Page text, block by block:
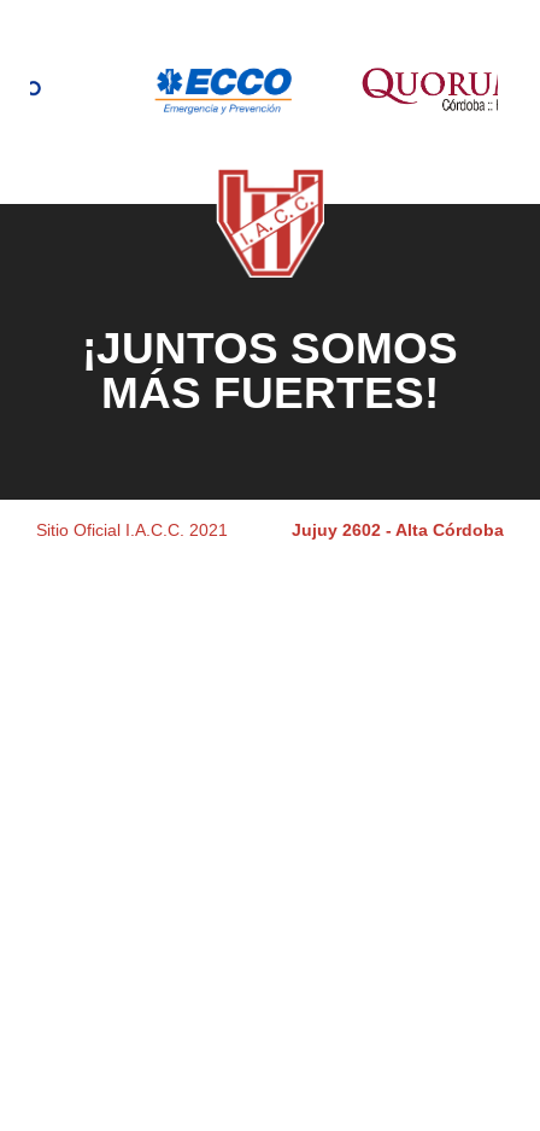
¡JUNTOS SOMOS
MÁS FUERTES!
Sitio Oficial I.A.C.C. 2021 Jujuy 2602 - Alta Córdoba